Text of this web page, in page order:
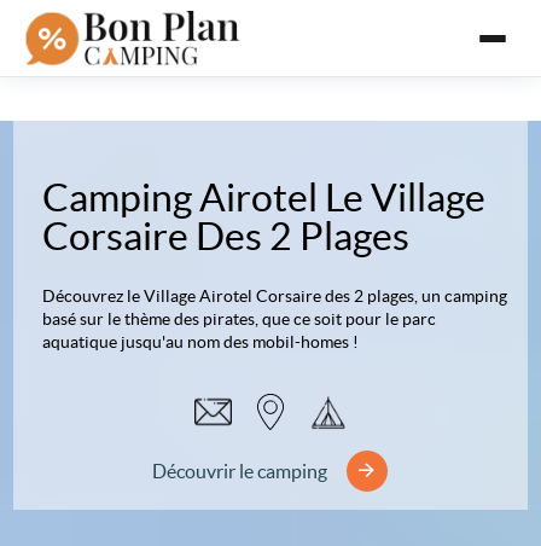
Camping Airotel Le Village
Corsaire Des 2 Plages
Découvrez le Village Airotel Corsaire des 2 plages, un camping
basé sur le thème des pirates, que ce soit pour le parc
aquatique jusqu'au nom des mobil-homes !
Découvrir le camping